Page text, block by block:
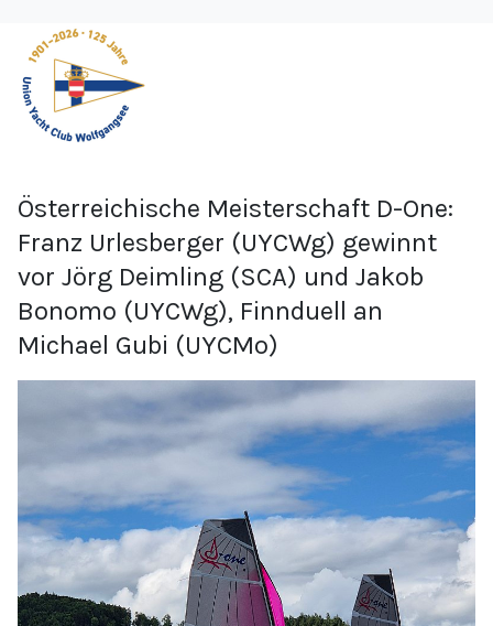
Österreichische Meisterschaft D-One:
Franz Urlesberger (UYCWg) gewinnt
vor Jörg Deimling (SCA) und Jakob
Bonomo (UYCWg), Finnduell an
Michael Gubi (UYCMo)